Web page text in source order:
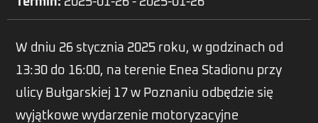
W dniu 26 stycznia 2025 roku, w godzinach od
13:30 do 16:00, na terenie Enea Stadionu przy
ulicy Bułgarskiej 17 w Poznaniu odbędzie się
wyjątkowe wydarzenie motoryzacyjne